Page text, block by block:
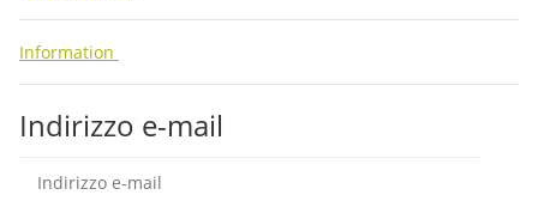
Information
Indirizzo e-mail